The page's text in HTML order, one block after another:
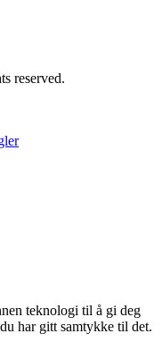
reserved.
teknologi til å gi deg
har gitt samtykke til det.